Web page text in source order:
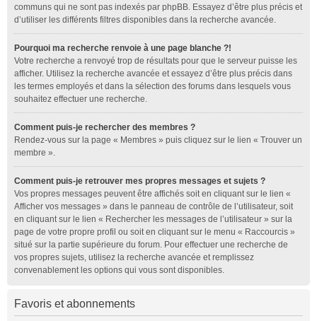
communs qui ne sont pas indexés par phpBB. Essayez d’être plus précis et
d’utiliser les différents filtres disponibles dans la recherche avancée.
Pourquoi ma recherche renvoie à une page blanche ?!
Votre recherche a renvoyé trop de résultats pour que le serveur puisse les
afficher. Utilisez la recherche avancée et essayez d’être plus précis dans
les termes employés et dans la sélection des forums dans lesquels vous
souhaitez effectuer une recherche.
Comment puis-je rechercher des membres ?
Rendez-vous sur la page « Membres » puis cliquez sur le lien « Trouver un
membre ».
Comment puis-je retrouver mes propres messages et sujets ?
Vos propres messages peuvent être affichés soit en cliquant sur le lien «
Afficher vos messages » dans le panneau de contrôle de l’utilisateur, soit
en cliquant sur le lien « Rechercher les messages de l’utilisateur » sur la
page de votre propre profil ou soit en cliquant sur le menu « Raccourcis »
situé sur la partie supérieure du forum. Pour effectuer une recherche de
vos propres sujets, utilisez la recherche avancée et remplissez
convenablement les options qui vous sont disponibles.
Favoris et abonnements